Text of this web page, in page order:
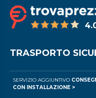
TRASPORTO
SERVIZIO AGGIUNTIVO
CON INSTALLAZIONE >